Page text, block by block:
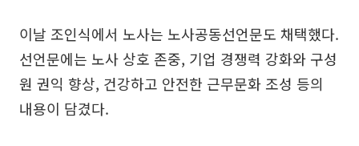
이날 조인식에서 노사는 노사공동선언문도 채택했다.
선언문에는 노사 상호 존중, 기업 경쟁력 강화와 구성
원 권익 향상, 건강하고 안전한 근무문화 조성 등의
내용이 담겼다.